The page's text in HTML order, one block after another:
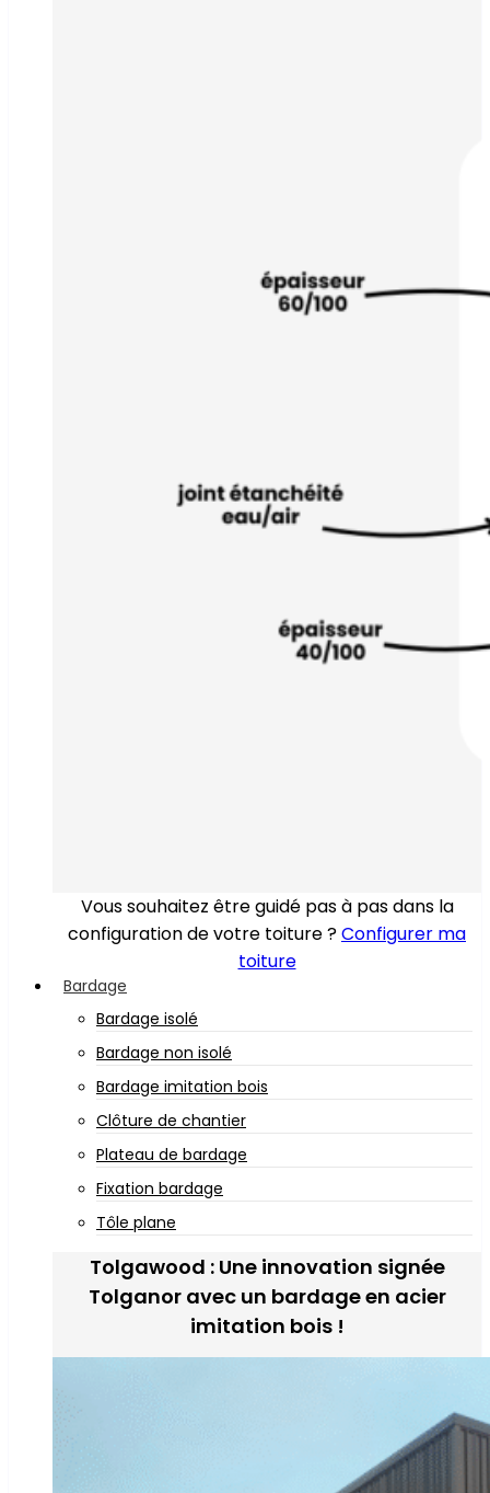
Vous souhaitez être guidé pas à pas dans la
configuration de votre toiture ?Configurer ma
toiture
Bardage
Bardage isolé
Bardage non isolé
Bardage imitation bois
Clôture de chantier
Plateau de bardage
Fixation bardage
Tôle plane
Tolgawood : Une innovation signée
Tolganor avec un bardage en acier
imitation bois !